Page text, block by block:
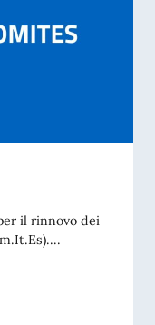
il rinnovo dei